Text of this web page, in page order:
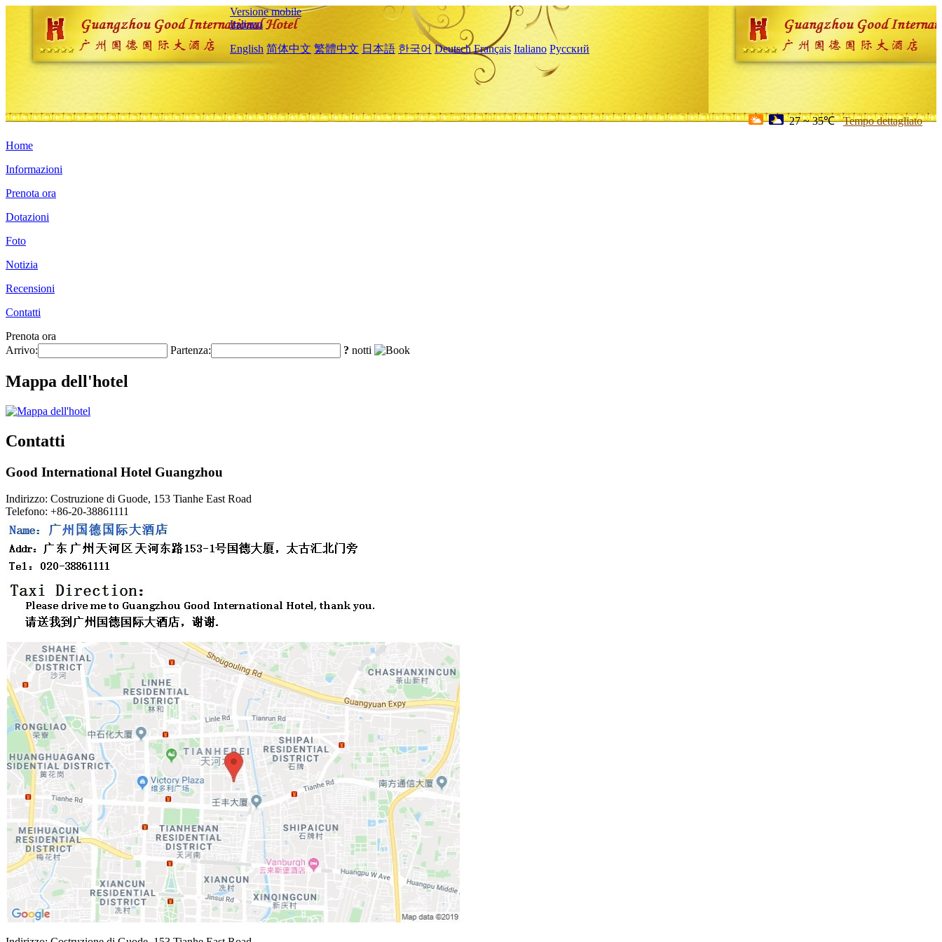
Versione mobile
Italiano
English 简体中文 繁體中文 日本語 한국어 Deutsch Français Italiano Русский
27 ~ 35℃ Tempo dettagliato
Home
Informazioni
Prenota ora
Dotazioni
Foto
Notizia
Recensioni
Contatti
Prenota ora
Arrivo:
Partenza: ? notti
Mappa dell'hotel
Contatti
Good International Hotel Guangzhou
Indirizzo: Costruzione di Guode, 153 Tianhe East Road
Telefono: +86-20-38861111